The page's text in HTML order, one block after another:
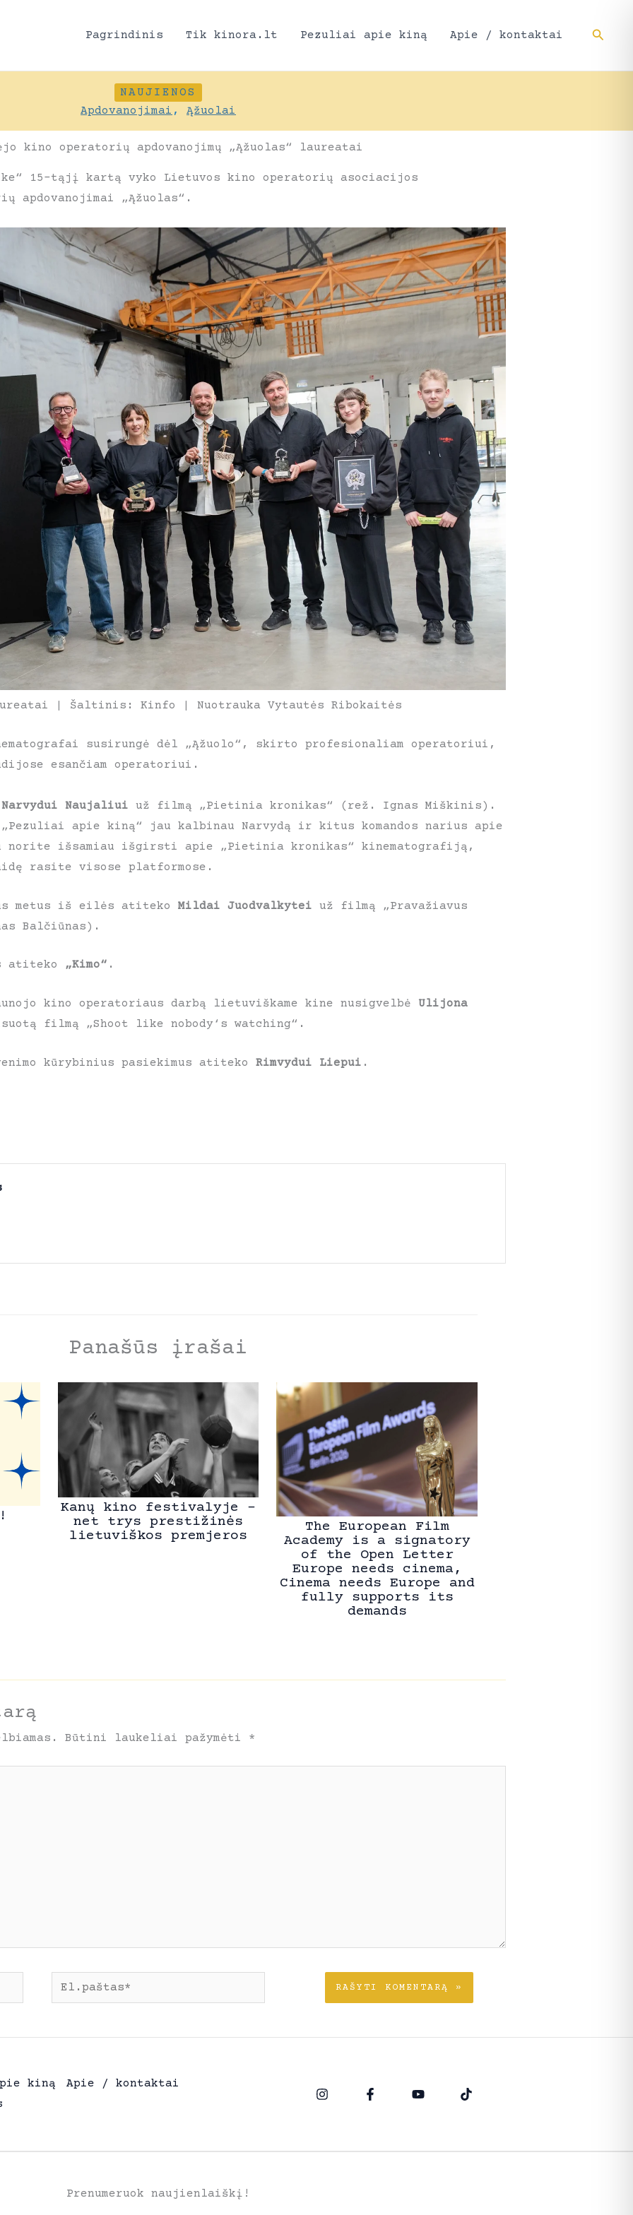
Pagrindinis Tik kinora.lt Pezuliai apie kiną Apie / kontaktai
NAUJIENOS
Apdovanojimai , Ąžuolai
kino operatorių apdovanojimų „Ąžuolas“ laureatai
15-tąjį kartą vyko Lietuvos kino operatorių asociacijos
apdovanojimai „Ąžuolas“.
| Šaltinis: Kinfo | Nuotrauka Vytautės Ribokaitės
susirungė dėl „Ąžuolo“, skirto profesionaliam operatoriui,
esančiam operatoriui.
Narvydui Naujaliui už filmą „Pietinia kronikas“ (rež. Ignas Miškinis).
apie kiną“ jau kalbinau Narvydą ir kitus komandos narius apie
norite išsamiau išgirsti apie „Pietinia kronikas“ kinematografiją,
rasite visose platformose.
metus iš eilės atiteko Mildai Juodvalkytei už filmą „Pravažiavus
Balčiūnas).
atiteko „Kimo“ .
kino operatoriaus darbą lietuviškame kine nusigvelbė Ulijona
filmą „Shoot like nobody‘s watching“.
kūrybinius pasiekimus atiteko Rimvydui Liepui .
Panašūs įrašai
Kanų kino festivalyje –
net trys prestižinės
lietuviškos premjeros
The European Film
Academy is a signatory
of the Open Letter
Europe needs cinema,
Cinema needs Europe and
fully supports its
demands
Būtini laukeliai pažymėti *
El.paštas*
kiną
Apie / kontaktai
Prenumeruok naujienlaiškį!